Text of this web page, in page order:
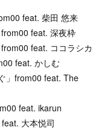
feat. 柴田 悠来
feat. 深夜枠
feat. ココラシカ
feat. かしむ
」from00 feat. The
feat. ikarun
大本悦司